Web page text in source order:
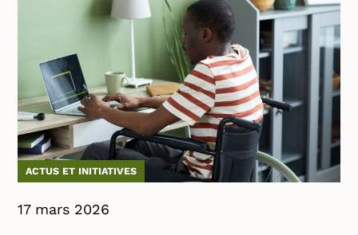
ACTUS ET INITIATIVES
17 mars 2026